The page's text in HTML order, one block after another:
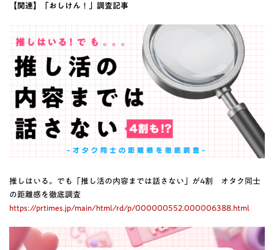
【関連】「おしけん！」調査記事
推しはいる。でも「推し活の内容までは話さない」が4割 オタク同士
の距離感を徹底調査
https://prtimes.jp/main/html/rd/p/000000552.000006388.html